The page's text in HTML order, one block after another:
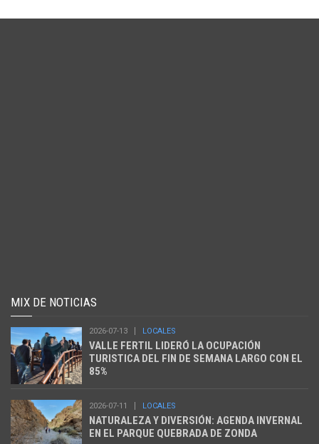
MIX DE NOTICIAS
2026-07-13 LOCALES
VALLE FERTIL LIDERÓ LA OCUPACIÓN
TURISTICA DEL FIN DE SEMANA LARGO CON EL
85%
2026-07-11 LOCALES
NATURALEZA Y DIVERSIÓN: AGENDA INVERNAL
EN EL PARQUE QUEBRADA DE ZONDA